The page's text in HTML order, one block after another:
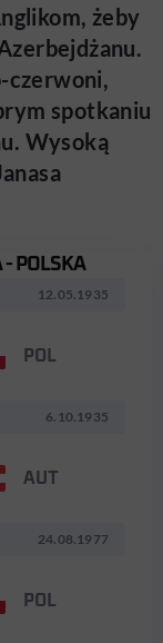
żeby
czerwoni,
spotkaniu
Wysoką
- POLSKA
12.05.1935
POL
6.10.1935
AUT
24.08.1977
POL